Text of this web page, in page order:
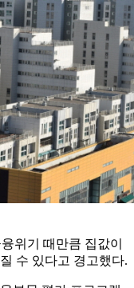
위기 때만큼 집값이
수 있다고 경고했다.